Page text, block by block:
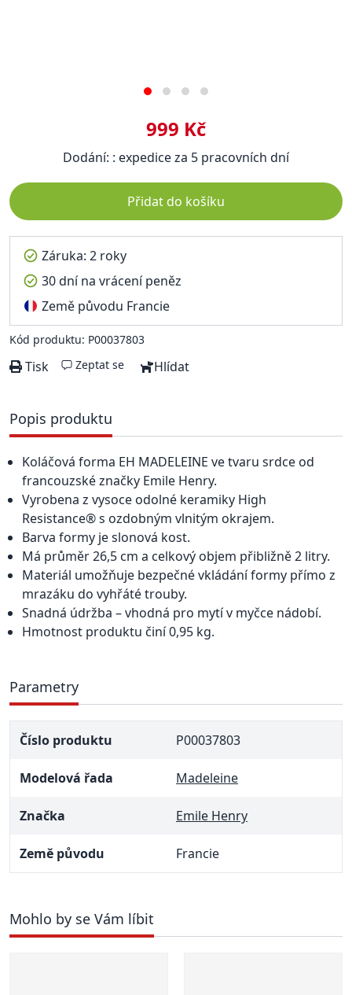
999 Kč
Dodání: : expedice za 5 pracovních dní
Přidat do košíku
Záruka: 2 roky
30 dní na vrácení peněz
Země původu Francie
Kód produktu: P00037803
Tisk Zeptat se Hlídat
Popis produktu
Koláčová forma EH MADELEINE ve tvaru srdce od
francouzské značky Emile Henry.
Vyrobena z vysoce odolné keramiky High
Resistance® s ozdobným vlnitým okrajem.
Barva formy je slonová kost.
Má průměr 26,5 cm a celkový objem přibližně 2 litry.
Materiál umožňuje bezpečné vkládání formy přímo z
mrazáku do vyhřáté trouby.
Snadná údržba – vhodná pro mytí v myčce nádobí.
Hmotnost produktu činí 0,95 kg.
Parametry
Číslo produktu P00037803
Modelová řada Madeleine
Značka Emile Henry
Země původu Francie
Mohlo by se Vám líbit